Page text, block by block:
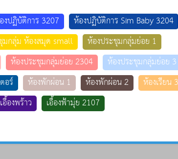
งปฏิบัติการ 3207
ห้องปฏิบัติการ Sim Baby 3204
มกลุ่ม ห้องสมุด small
ห้องประชุมกลุ่มย่อย 1
ห้องประชุมกลุ่มย่อย 2304
ห้องประชุมกลุ่มย่อย 3
อร์ ห้องพักผ่อน 1 ห้องพักผ่อน 2
ห้องเรียน
เอื้องพร้าว
เอื้องฟ้ามุ่ย 2107